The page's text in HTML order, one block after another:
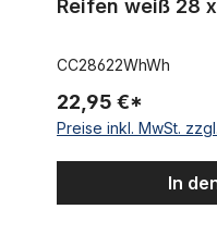
CC28622WhWh
22,95 €*
Preise inkl. MwSt.
In